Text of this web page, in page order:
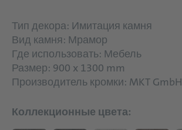
Тип декора: Имитация камня
Вид камня: Мрамор
Где использовать: Мебель
Размер: 900 x 1300 mm
Производитель кромки: MKT GmbH
Коллекционные цвета: